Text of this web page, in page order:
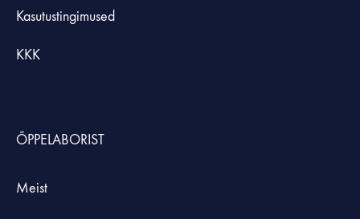
Kasutustingimused
KKK
ÕPPELABORIST
Meist